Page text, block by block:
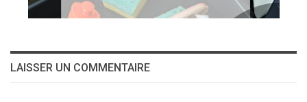
LAISSER UN COMMENTAIRE